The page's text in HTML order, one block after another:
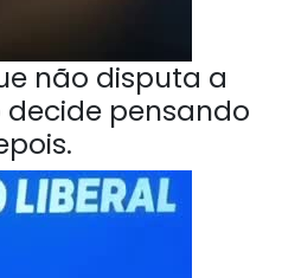
não disputa a
pensando